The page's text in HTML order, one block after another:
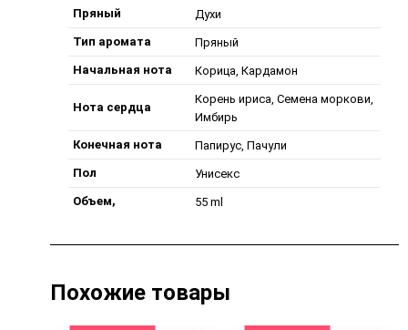
Пряный
Духи
Тип аромата
Пряный
Начальная нота
Корица, Кардамон
Нота сердца
Корень ириса, Семена моркови,
Имбирь
Конечная нота
Папирус, Пачули
Пол
Унисекс
Объем,
55 ml
Похожие товары